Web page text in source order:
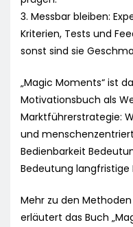
3. Messbar bleiben:
Kriterien, Tests und
sonst sind sie
„Magic Moments“ ist
Motivationsbuch als
Marktführerstrategie:
und
Bedienbarkeit
Bedeutung langfristige
Mehr zu den
erläutert das Buch